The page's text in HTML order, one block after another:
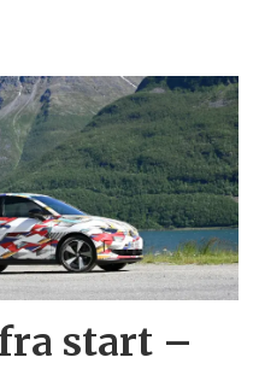
start –